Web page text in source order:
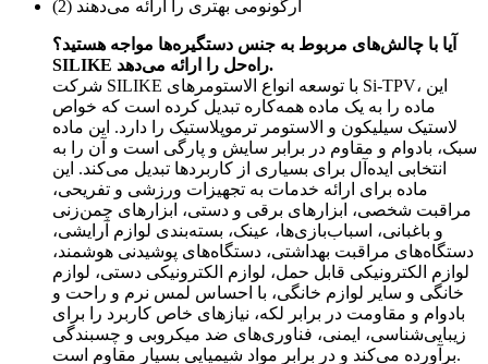
آیا با چالش‌های مربوط به جنس دستگیره‌ها مواجه هستید؟
SILIKE راه‌حل را ارائه می‌دهد.
شرکت SILIKE با توسعه انواع الاستومرهای Si-TPV، این
ماده را به یک ماده همه‌کاره تبدیل کرده است که خواص
لاستیک سیلیکون و الاستومر ترموپلاستیک را دارد. این ماده
سبک، بادوام و مقاوم در برابر سایش و پارگی است و آن را به
انتخابی ایده‌آل برای بسیاری از کاربردها تبدیل می‌کند. این
ماده برای ارائه خدمات به تجهیزات ورزشی و تفریحی،
مراقبت شخصی، ابزارهای برقی و دستی، ابزارهای چمن‌زنی
و باغبانی، اسباب‌بازی‌ها، عینک، بسته‌بندی لوازم آرایشی،
دستگاه‌های مراقبت بهداشتی، دستگاه‌های پوشیدنی هوشمند،
لوازم الکترونیکی قابل حمل، لوازم الکترونیکی دستی، لوازم
خانگی و سایر لوازم خانگی، با احساس لمس نرم و راحت و
بادوام و مقاومت در برابر لکه، نیازهای خاص کاربرد را برای
زیبایی‌شناسی، ایمنی، فناوری‌های ضد میکروبی و چسبندگی
برآورده می‌کند و در برابر مواد شیمیایی بسیار مقاوم است.